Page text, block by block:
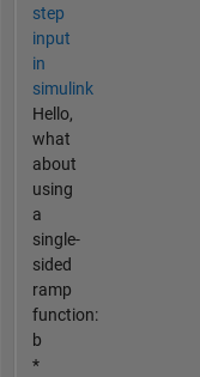
step
input
in
simulink
Hello,
what
about
using
a
single-
sided
ramp
function:
b
*